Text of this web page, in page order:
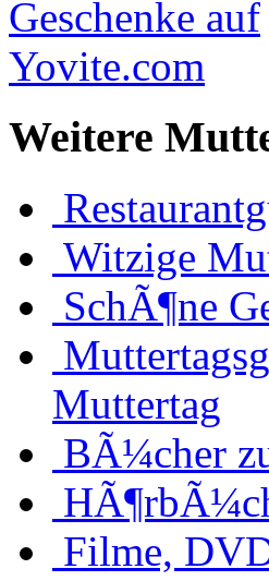
Weitere
Witzige
SchÃ¶ne
Muttertag
BÃ¼cher
Filme,